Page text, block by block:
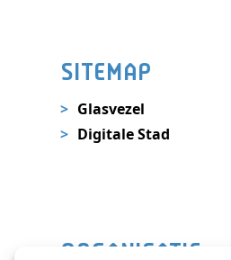
SITEMAP
Glasvezel
Digitale Stad
ORGANISATIE